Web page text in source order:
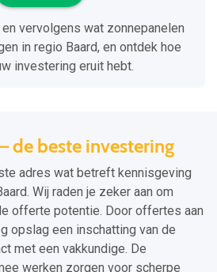
vervolgens wat zonnepanelen
in regio Baard, en ontdek hoe
investering eruit hebt.
de beste investering
adres wat betreft kennisgeving
Wij raden je zeker aan om
offerte potentie. Door offertes aan
opslag een inschatting van de
met een vakkundige. De
werken zorgen voor scherpe